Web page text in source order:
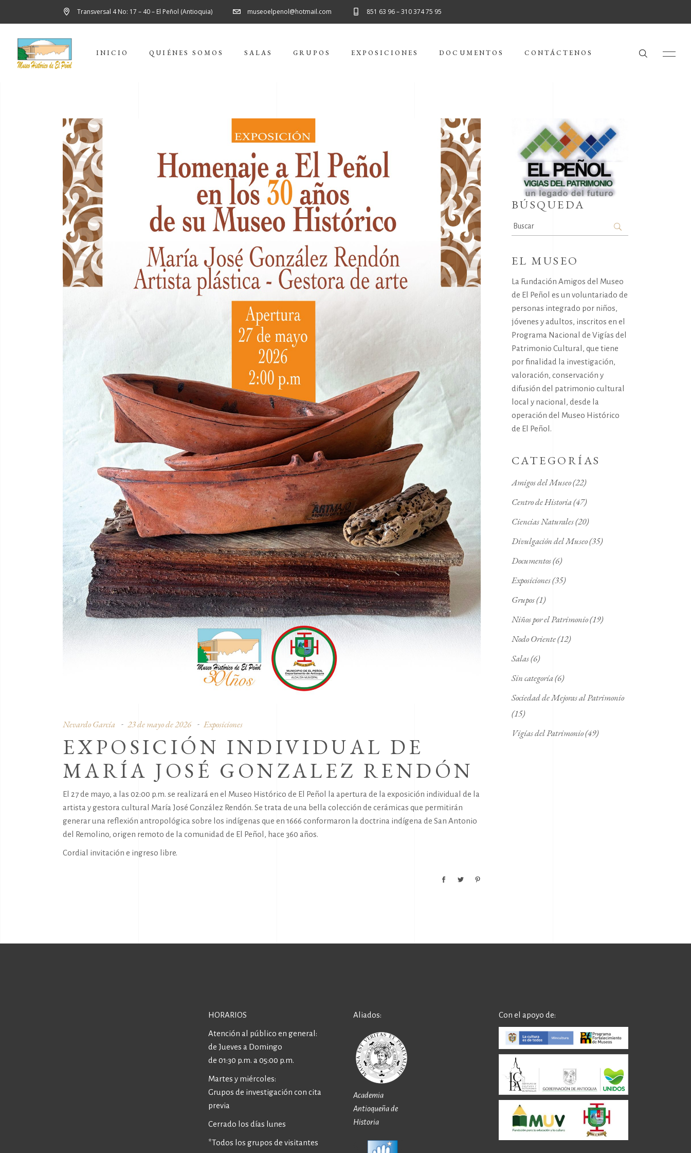
Transversal 4 No: 17 – 40 – El Peñol (Antioquia) museoelpenol@hotmail.com 851 63 96 – 310 374 75 95
INICIO QUIÉNES SOMOS SALAS GRUPOS EXPOSICIONES DOCUMENTOS CONTÁCTENOS
Nevardo García 23 de mayo de 2026 Exposiciones
EXPOSICIÓN INDIVIDUAL DE
MARÍA JOSÉ GONZALEZ RENDÓN
El 27 de mayo, a las 02:00 p.m. se realizará en el Museo Histórico de El Peñol la apertura de la exposición individual de la
artista y gestora cultural María José González Rendón. Se trata de una bella colección de cerámicas que permitirán
generar una reflexión antropológica sobre los indígenas que en 1666 conformaron la doctrina indígena de San Antonio
del Remolino, origen remoto de la comunidad de El Peñol, hace 360 años.
Cordial invitación e ingreso libre.
BÚSQUEDA
Search
for:
EL MUSEO
La Fundación Amigos del Museo
de El Peñol es un voluntariado de
personas integrado por niños,
jóvenes y adultos, inscritos en el
Programa Nacional de Vigías del
Patrimonio Cultural, que tiene
por finalidad la investigación,
valoración, conservación y
difusión del patrimonio cultural
local y nacional, desde la
operación del Museo Histórico
de El Peñol.
CATEGORÍAS
Amigos del Museo(22)
Centro de Historia(47)
Ciencias Naturales(20)
Divulgación del Museo(35)
Documentos(6)
Exposiciones(35)
Grupos(1)
Niños por el Patrimonio(19)
Nodo Oriente(12)
Salas(6)
Sin categoría(6)
Sociedad de Mejoras al Patrimonio
(15)
Vigías del Patrimonio(49)
HORARIOS
Atención al público en general:
de Jueves a Domingo
de 01:30 p.m. a 05:00 p.m.
Martes y miércoles:
Grupos de investigación con cita
previa
Cerrado los días lunes
*Todos los grupos de visitantes
Aliados:
Academia
Antioqueña de
Historia
Con el apoyo de: